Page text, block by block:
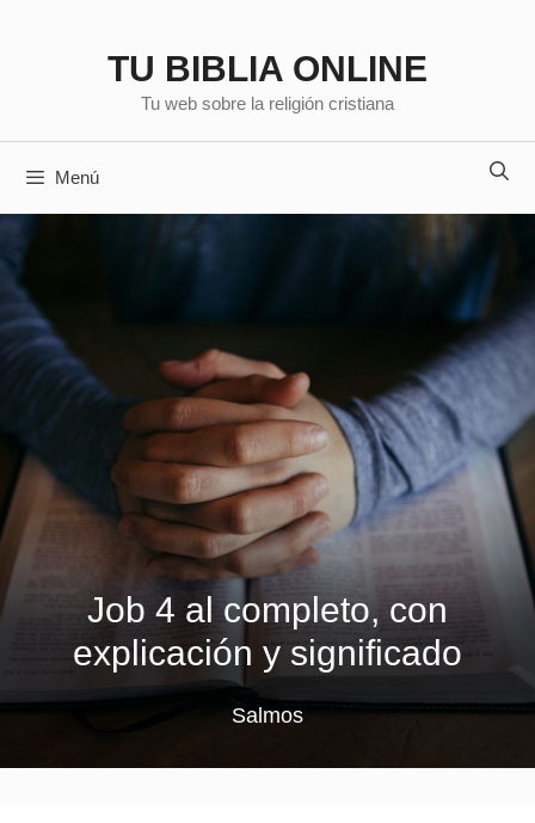
TU BIBLIA ONLINE
Tu web sobre la religión cristiana
Menú
Job 4 al completo, con
explicación y significado
Salmos